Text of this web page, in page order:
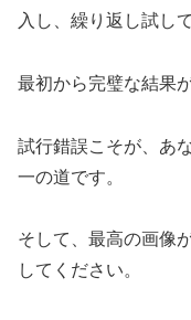
入し、繰り返し試し
最初から完璧な結果
試行錯誤こそが、あ
一の道です。
そして、最高の画像
してください。